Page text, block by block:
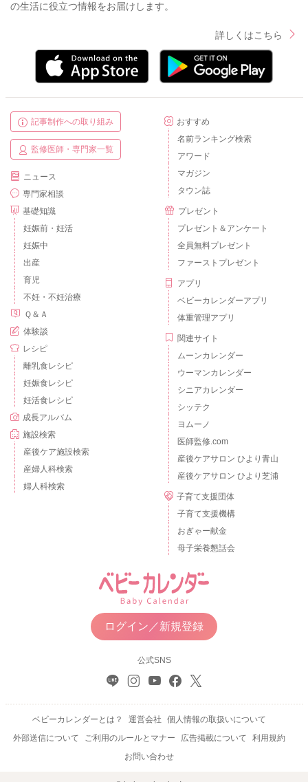
の生活に役立つ情報をお届けします。
詳しくはこちら
記事制作への取り組み
監修医師・専門家一覧
ニュース
専門家相談
基礎知識
妊娠前・妊活
妊娠中
出産
育児
不妊・不妊治療
Ｑ＆Ａ
体験談
レシピ
離乳食レシピ
妊娠食レシピ
妊活食レシピ
成長アルバム
施設検索
産後ケア施設検索
産婦人科検索
婦人科検索
おすすめ
名前ランキング検索
アワード
マガジン
タウン誌
プレゼント
プレゼント＆アンケート
全員無料プレゼント
ファーストプレゼント
アプリ
ベビーカレンダーアプリ
体重管理アプリ
関連サイト
ムーンカレンダー
ウーマンカレンダー
シニアカレンダー
シッテク
ヨムーノ
医師監修.com
産後ケアサロン ひより青山
産後ケアサロン ひより芝浦
子育て支援団体
子育て支援機構
おぎゃー献金
母子栄養懇話会
ログイン／新規登録
公式SNS
ベビーカレンダーとは？ 運営会社
個人情報の取扱いについて
外部送信について
ご利用のルールとマナー 広告掲載について
利用規約
お問い合わせ